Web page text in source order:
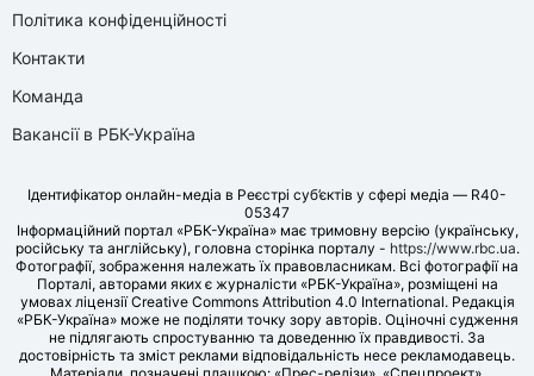
Політика конфіденційності
Контакти
Команда
Вакансії в РБК-Україна
Ідентифікатор онлайн-медіа в Реєстрі суб’єктів у сфері медіа — R40-
05347
Інформаційний портал «РБК-Україна» має тримовну версію (українську,
російську та англійську), головна сторінка порталу - https://www.rbc.ua.
Фотографії, зображення належать їх правовласникам. Всі фотографії на
Порталі, авторами яких є журналісти «РБК-Україна», розміщені на
умовах ліцензії Creative Commons Attribution 4.0 International. Редакція
«РБК-Україна» може не поділяти точку зору авторів. Оціночні судження
не підлягають спростуванню та доведенню їх правдивості. За
достовірність та зміст реклами відповідальність несе рекламодавець.